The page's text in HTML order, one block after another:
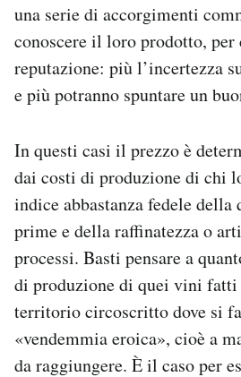
una serie di accorgimenti
conoscere il loro prodotto,
reputazione: più l’incertezza
e più potranno spuntare un
In questi casi il prezzo è
dai costi di produzione di chi
indice abbastanza fedele
prime e della raffinatezza o
processi. Basti pensare a
di produzione di quei vini fatti
territorio circoscritto dove si
«vendemmia eroica», cioè a
da raggiungere. È il caso per